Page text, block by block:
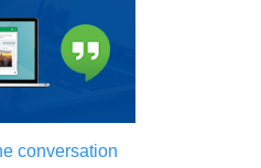
conversation